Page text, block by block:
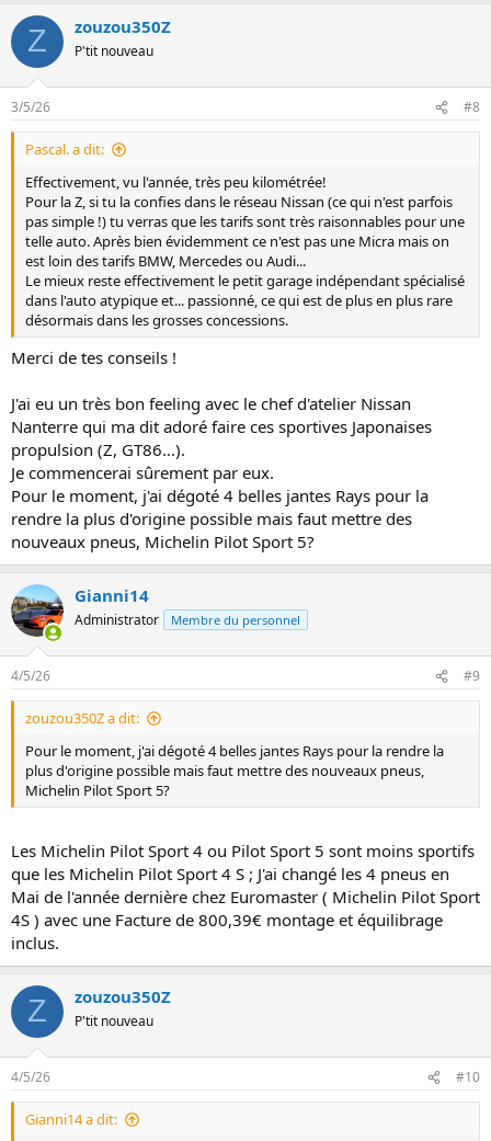
Z zouzou350Z
P'tit nouveau
3/5/26 #8
Pascal. a dit:
Effectivement, vu l'année, très peu kilométrée!
Pour la Z, si tu la confies dans le réseau Nissan (ce qui n'est parfois
pas simple !) tu verras que les tarifs sont très raisonnables pour une
telle auto. Après bien évidemment ce n'est pas une Micra mais on
est loin des tarifs BMW, Mercedes ou Audi...
Le mieux reste effectivement le petit garage indépendant spécialisé
dans l'auto atypique et... passionné, ce qui est de plus en plus rare
désormais dans les grosses concessions.
Merci de tes conseils !
J'ai eu un très bon feeling avec le chef d'atelier Nissan
Nanterre qui ma dit adoré faire ces sportives Japonaises
propulsion (Z, GT86...).
Je commencerai sûrement par eux.
Pour le moment, j'ai dégoté 4 belles jantes Rays pour la
rendre la plus d'origine possible mais faut mettre des
nouveaux pneus, Michelin Pilot Sport 5?
Gianni14
Administrator Membre du personnel
4/5/26 #9
zouzou350Z a dit:
Pour le moment, j'ai dégoté 4 belles jantes Rays pour la rendre la
plus d'origine possible mais faut mettre des nouveaux pneus,
Michelin Pilot Sport 5?
Les Michelin Pilot Sport 4 ou Pilot Sport 5 sont moins sportifs
que les Michelin Pilot Sport 4 S ; J'ai changé les 4 pneus en
Mai de l'année dernière chez Euromaster ( Michelin Pilot Sport
4S ) avec une Facture de 800,39€ montage et équilibrage
inclus.
Z zouzou350Z
P'tit nouveau
4/5/26 #10
Gianni14 a dit: